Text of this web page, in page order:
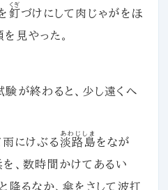
釘
くぎ
づけにして肉じゃがをほ
見やった。
が終わると、少し遠くへ
にけぶる 淡路島
あわじしま
をなが
を、数時間かけてあるい
降るなか、傘をさして波打